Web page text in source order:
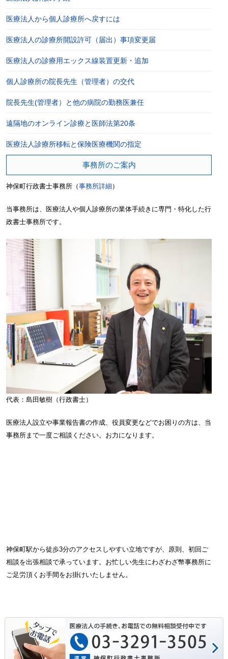
医療法人から個人診療所へ戻すには
医療法人の診療所開設許可（届出）事項変更届
医療法人の診療用エックス線装置更新・追加
個人診療所の院長先生（管理者）の交代
院長先生(管理者）と他の病院の勤務医兼任
遠隔地のオンライン診療と医師法第20条
医療法人診療所移転と保険医療機関の指定
事務所のご案内
神保町行政書士事務所（事務所詳細 ）
当事務所は、医療法人や個人診療所の業体手続きに専門・特化した行
政書士事務所です。
代表：島田敏樹（行政書士）
医療法人設立や事業報告書の作成、役員変更などでお困りの方は、当
事務所まで一度ご相談ください。お力になります。
神保町駅から徒歩3分のアクセスしやすい立地ですが、原則、初回ご
相談を出張相談で承っています。お忙しい先生にわざわざ幣事務所に
ご足労頂くお手間をお掛けいたしません。